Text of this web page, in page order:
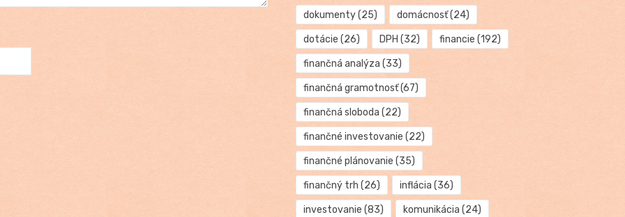
dokumenty(25) domácnosť(24)
dotácie (26) DPH (32) financie (192)
finančná analýza (33)
finančná gramotnosť(67)
finančná sloboda (22)
finančné investovanie (22)
finančné plánovanie (35)
finančný trh (26) inflácia (36)
investovanie (83) komunikácia (24)